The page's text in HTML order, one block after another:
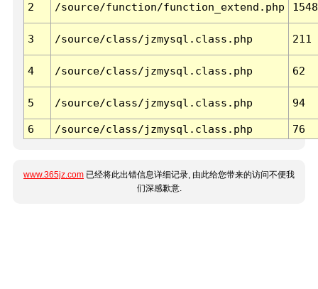
2 /source/function/function_extend.php 1548
3 /source/class/jzmysql.class.php 211
4 /source/class/jzmysql.class.php 62
5 /source/class/jzmysql.class.php 94
6 /source/class/jzmysql.class.php 76
www.365jz.com 已经将此出错信息详细记录, 由此给您带来的访问不便我
们深感歉意.